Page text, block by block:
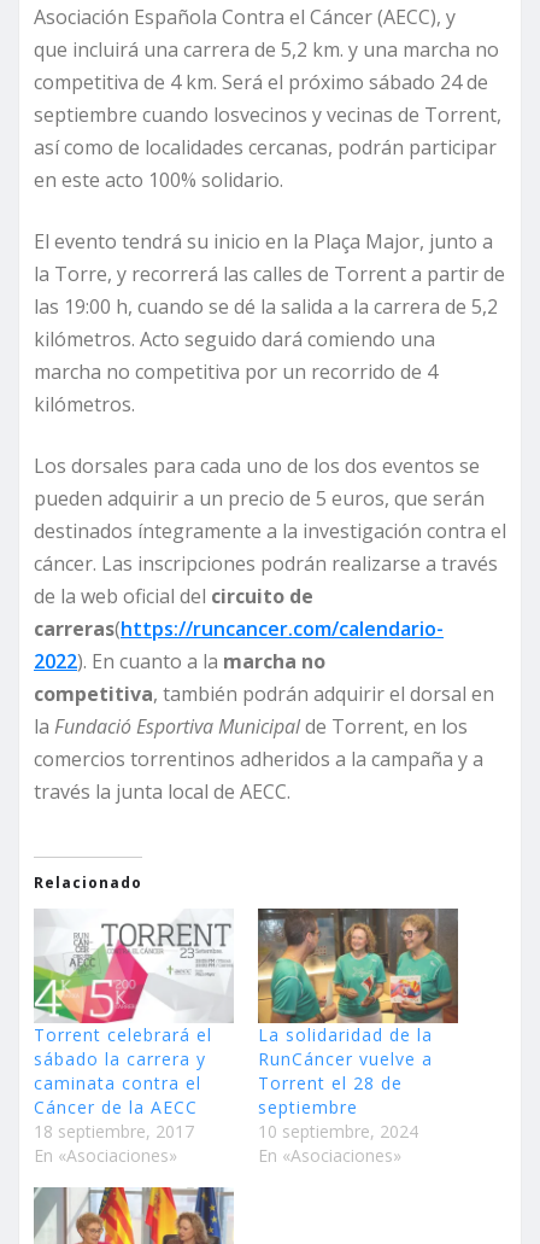
Asociación Española Contra el Cáncer (AECC), y
que incluirá una carrera de 5,2 km. y una marcha no
competitiva de 4 km. Será el próximo sábado 24 de
septiembre cuando losvecinos y vecinas de Torrent,
así como de localidades cercanas, podrán participar
en este acto 100% solidario.
El evento tendrá su inicio en la Plaça Major, junto a
la Torre, y recorrerá las calles de Torrent a partir de
las 19:00 h, cuando se dé la salida a la carrera de 5,2
kilómetros. Acto seguido dará comiendo una
marcha no competitiva por un recorrido de 4
kilómetros.
Los dorsales para cada uno de los dos eventos se
pueden adquirir a un precio de 5 euros, que serán
destinados íntegramente a la investigación contra el
cáncer. Las inscripciones podrán realizarse a través
de la web oficial del circuito de
carreras(https://runcancer.com/calendario-
2022). En cuanto a la marcha no
competitiva, también podrán adquirir el dorsal en
la FundacióEsportivaMunicipalde Torrent, en los
comercios torrentinos adheridos a la campaña y a
través la junta local de AECC.
Relacionado
Torrent celebrará el
sábado la carrera y
caminata contra el
Cáncer de la AECC
18 septiembre, 2017
En «Asociaciones»
La solidaridad de la
RunCáncer vuelve a
Torrent el 28 de
septiembre
10 septiembre, 2024
En «Asociaciones»